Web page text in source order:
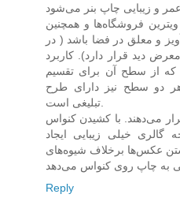
و زیبایی چاپ بنر می‌شود
ویترین فروشگاه‌ها و همچنین
و معلق در فضا باشد ( ‏در
دید قرار دارد). کاربرد
که از سطح آن ‏برای تقسیم
دو سطح نیز دارای طرح
می‌دهند. با کشیدن کنواس
خیلی زیبایی ایجاد
عکس‌ها برخلاف شیوه‌های
Reply